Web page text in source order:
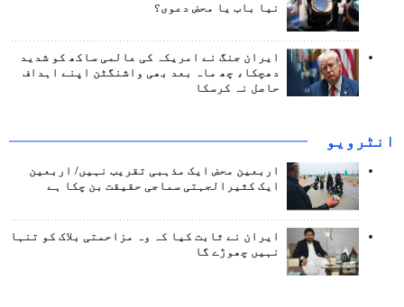
نیا باب یا محض دعوی؟
ایران جنگ نے امریکہ کی عالمی ساکھ کو شدید
دھچکا، چھ ماہ بعد بھی واشنگٹن اپنے اہداف
حاصل نہ کرسکا
انٹرويو
اربعین محض ایک مذہبی تقریب نہیں/ اربعین
ایک کثیرالجہتی سماجی حقیقت بن چکا ہے
ایران نے ثابت کیا کہ وہ مزاحمتی بلاک کو تنہا
نہیں چھوڑے گا